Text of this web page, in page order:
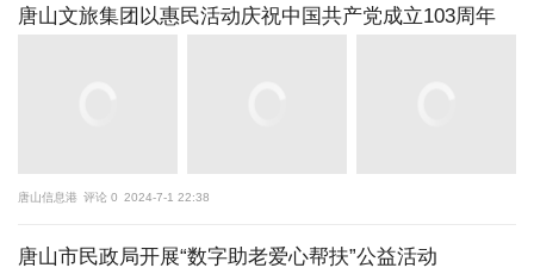
唐山文旅集团以惠民活动庆祝中国共产党成立103周年
唐山信息港 评论 0 2024-7-1 22:38
唐山市民政局开展“数字助老爱心帮扶”公益活动